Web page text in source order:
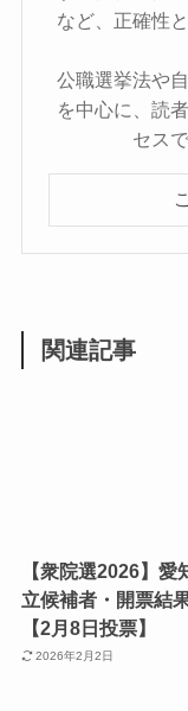
など、正確性
公職選挙法や
を中心に、読
セス
関連記事
【衆院選2026】愛
立候補者・開票結
【2月8日投票】
2026年2月2日